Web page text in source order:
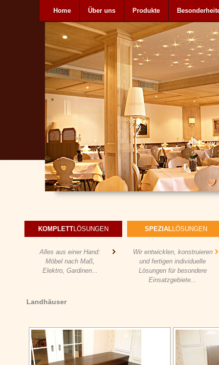
Home Über uns Produkte
KOMPLETTLÖSUNGEN SPEZIALLÖSUNGEN
Alles aus einer Hand:
Möbel nach Maß,
Elektro, Gardinen...
Wir entwicklen, konstruieren
und fertigen individuelle
Lösungen für besondere
Einsatzgebiete...
Landhäuser